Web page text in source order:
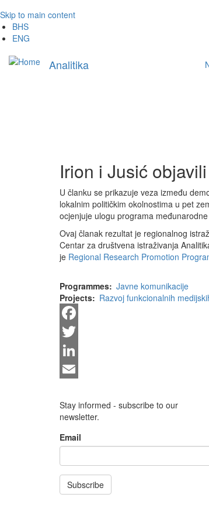
Skip to main content
BHS
ENG
Analitika
Main
Irion i Jusić
U članku se prikazuje veza između
lokalnim političkim okolnostima u pet
ocjenjuje ulogu programa
Ovaj članak rezultat je regionalnog
Centar za društvena istraživanja
je Regional Research Promotion
Programmes Javne komunikacije
Projects
Razvoj funkcionalnih
Facebook
Twitter
LinkedIn
Stay informed - subscribe to our
newsletter.
Email
Subscribe